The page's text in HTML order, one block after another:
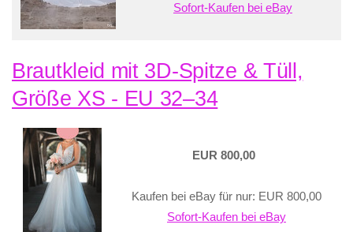
Sofort-Kaufen bei eBay
Brautkleid mit 3D-Spitze & Tüll,
Größe XS - EU 32–34
EUR 800,00
Kaufen bei eBay für nur: EUR 800,00
Sofort-Kaufen bei eBay